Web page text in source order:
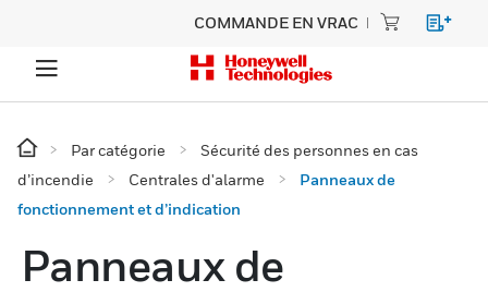
COMMANDE EN VRAC
Par catégorie
Sécurité des personnes en cas
d’incendie
Centrales d'alarme
Panneaux de
fonctionnement et d’indication
Panneaux de